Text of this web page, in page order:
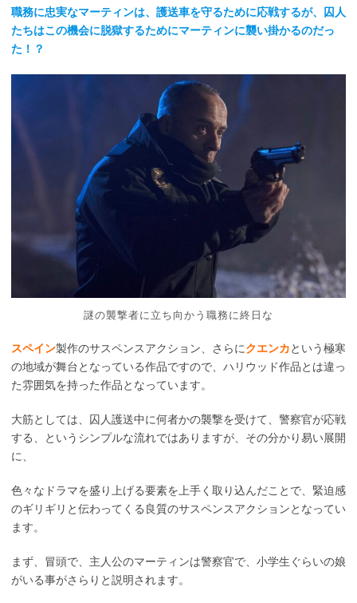
職務に忠実なマーティンは、護送車を守るために応戦するが、囚人
たちはこの機会に脱獄するためにマーティンに襲い掛かるのだっ
た！？
謎の襲撃者に立ち向かう職務に終日な
スペイン製作のサスペンスアクション、さらにクエンカという極寒
の地域が舞台となっている作品ですので、ハリウッド作品とは違っ
た雰囲気を持った作品となっています。
大筋としては、囚人護送中に何者かの襲撃を受けて、警察官が応戦
する、というシンプルな流れではありますが、その分かり易い展開
に、
色々なドラマを盛り上げる要素を上手く取り込んだことで、緊迫感
のギリギリと伝わってくる良質のサスペンスアクションとなってい
ます。
まず、冒頭で、主人公のマーティンは警察官で、小学生ぐらいの娘
がいる事がさらりと説明されます。